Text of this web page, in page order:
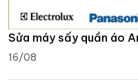
Sửa máy sấy quần áo
16/08